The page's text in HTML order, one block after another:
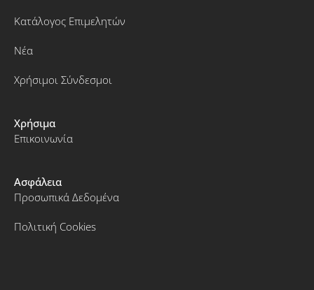
Κατάλογος Επιμελητών
Νέα
Χρήσιμοι Σύνδεσμοι
Χρήσιμα
Επικοινωνία
Ασφάλεια
Προσωπικά Δεδομένα
Πολιτική Cookies